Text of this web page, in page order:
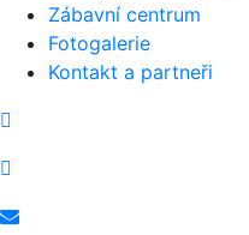
Zábavní centrum
Fotogalerie
Kontakt a partneři
recepce@hotelgreenparadise.cz